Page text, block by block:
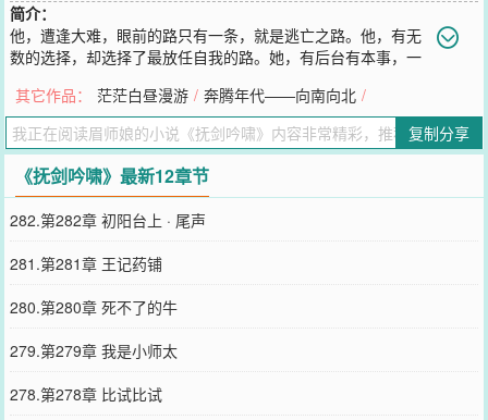
简介：
他，遭逢大难，眼前的路只有一条，就是逃亡之路。他，有无
数的选择，却选择了最放任自我的路。她，有后台有本事，一
心。江湖的路，一旦踏入就无法回头。无望的爱，明知道苦也要继续
追索。
您要是觉得《抚剑吟啸》还不错的话请不要忘记向您QQ群和微博微信
里的朋友推荐哦！
其它作品： 茫茫白昼漫游 / 奔腾年代——向南向北 /
复制分享
《抚剑吟啸》最新12章节
282.第282章 初阳台上 · 尾声
281.第281章 王记药铺
280.第280章 死不了的牛
279.第279章 我是小师太
278.第278章 比试比试